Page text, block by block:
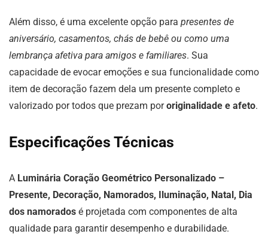
Além disso, é uma excelente opção para presentes de
aniversário, casamentos, chás de bebê ou como uma
lembrança afetiva para amigos e familiares. Sua
capacidade de evocar emoções e sua funcionalidade como
item de decoração fazem dela um presente completo e
valorizado por todos que prezam pororiginalidade e afeto.
Especificações Técnicas
A Luminária Coração Geométrico Personalizado –
Presente, Decoração, Namorados, Iluminação, Natal, Dia
dos namorados é projetada com componentes de alta
qualidade para garantir desempenho e durabilidade.